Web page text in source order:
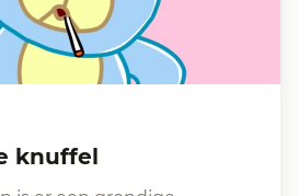
knuffel